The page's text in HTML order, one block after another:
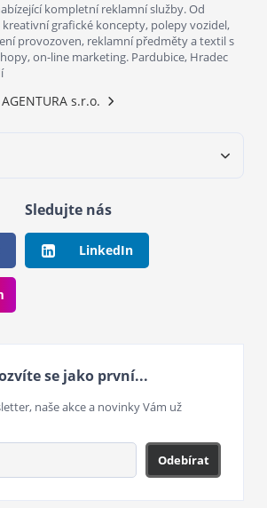
kompletní reklamní služby. Od
kreativní grafické koncepty, polepy vozidel,
provozoven, reklamní předměty a textil s
on-line marketing. Pardubice, Hradec
s.r.o.
Sledujte nás
LinkedIn
se jako první...
naše akce a novinky Vám už
Odebírat